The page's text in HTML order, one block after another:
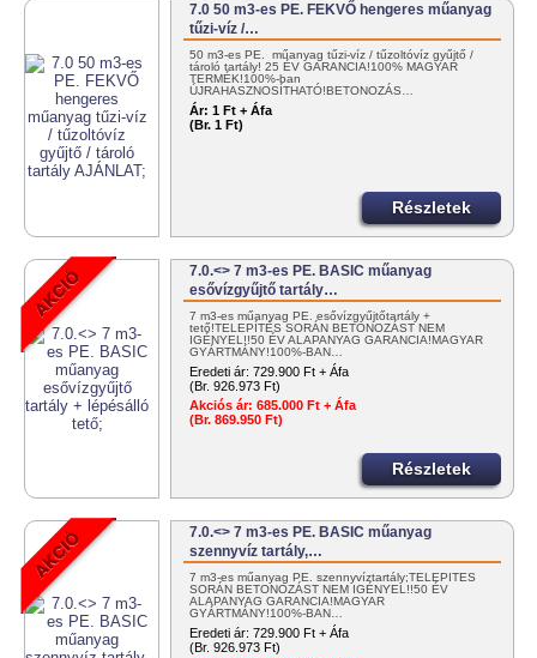
7.0 50 m3-es PE. FEKVŐ hengeres műanyag
tűzi-víz /…
50 m3-es PE. műanyag tűzi-víz / tűzoltóvíz gyűjtő /
tároló tartály! 25 ÉV GARANCIA!100% MAGYAR
TERMÉK!100%-ban
ÚJRAHASZNOSÍTHATÓ!BETONOZÁS…
Ár: 1 Ft + Áfa
(Br. 1 Ft)
Részletek
7.0.<> 7 m3-es PE. BASIC műanyag
esővízgyűjtő tartály…
7 m3-es műanyag PE. esővízgyűjtőtartály +
tető!TELEPÍTÉS SORÁN BETONOZÁST NEM
IGÉNYEL!!50 ÉV ALAPANYAG GARANCIA!MAGYAR
GYÁRTMÁNY!100%-BAN…
Eredeti ár: 729.900 Ft + Áfa
(Br. 926.973 Ft)
Akciós ár: 685.000 Ft + Áfa
(Br. 869.950 Ft)
Részletek
7.0.<> 7 m3-es PE. BASIC műanyag
szennyvíz tartály,…
7 m3-es műanyag PE. szennyvíztartály;TELEPÍTÉS
SORÁN BETONOZÁST NEM IGÉNYEL!!50 ÉV
ALAPANYAG GARANCIA!MAGYAR
GYÁRTMÁNY!100%-BAN…
Eredeti ár: 729.900 Ft + Áfa
(Br. 926.973 Ft)